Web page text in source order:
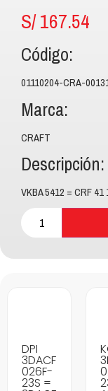
S/167.54
Código:
01110204-CRA-
Marca:
CRAFT
Descripción:
VKBA 5412 = CRF
DPI
3DACF
026F-
23S =